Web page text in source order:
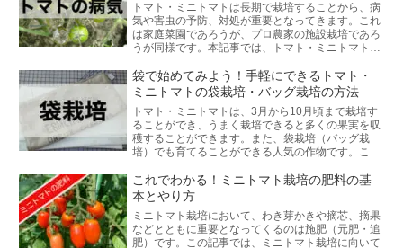
トマト・ミニトマトは長期で栽培することから、病
気や害虫の予防、対処が重要となってきます。これ
は家庭菜園であろうが、プロ農家の施設栽培であろ
うが同様です。本記事では、トマト・ミニトマトの
気、害虫についてご紹介します。
袋で始めてみよう！手軽にできるトマト・
ミニトマトの袋栽培・バッグ栽培の方法
トマト・ミニトマトは、3月から10月頃まで栽培す
ることができ、うまく栽培できると多くの果実を収
穫することができます。また、袋栽培（バッグ栽
培）でも育てることができる人気の作物です。この
培・バッグ栽培の方法、ポイントなどについて解説
します。
これでわかる！ミニトマト栽培の肥料の基
本とやり方
ミニトマト栽培において、わき芽かきや摘芯、摘果
などとともに重要となってくるのは施肥（元肥・追
肥）です。この記事では、ミニトマト栽培に向いて